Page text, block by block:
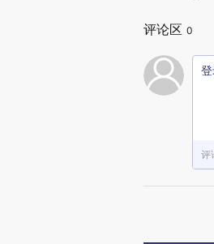
评论区 0
评